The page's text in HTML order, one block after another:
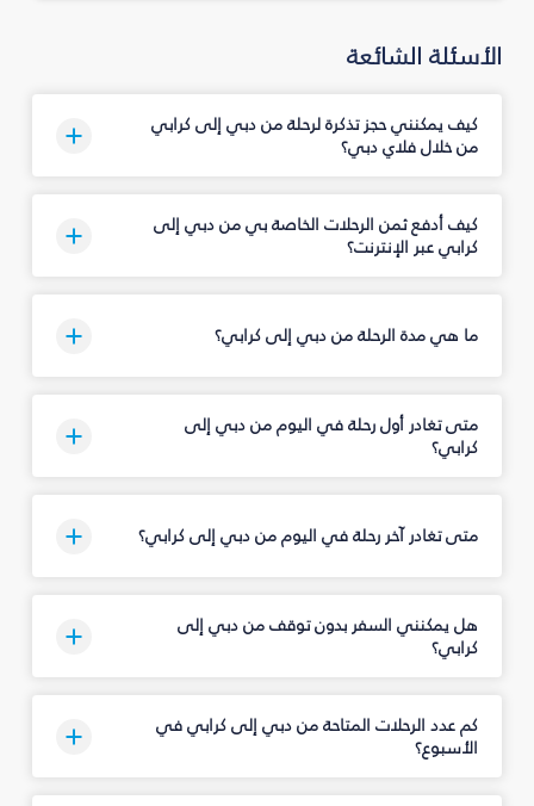
الأسئلة الشائعة
كيف يمكنني حجز تذكرة لرحلة من دبي إلى كرابي
من خلال فلاي دبي؟
كيف أدفع ثمن الرحلات الخاصة بي من دبي إلى
كرابي عبر الإنترنت؟
ما هي مدة الرحلة من دبي إلى كرابي؟
متى تغادر أول رحلة في اليوم من دبي إلى
كرابي؟
متى تغادر آخر رحلة في اليوم من دبي إلى كرابي؟
هل يمكنني السفر بدون توقف من دبي إلى
كرابي؟
كم عدد الرحلات المتاحة من دبي إلى كرابي في
الأسبوع؟